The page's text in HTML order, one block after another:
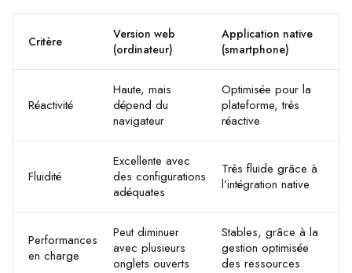
Critère
Version web
(ordinateur)
Application native
(smartphone)
Réactivité
Haute, mais
dépend du
navigateur
Optimisée pour la
plateforme, très
réactive
Fluidité
Excellente avec
des configurations
adéquates
Très fluide grâce à
l’intégration native
Performances
en charge
Peut diminuer
avec plusieurs
onglets ouverts
Stables, grâce à la
gestion optimisée
des ressources